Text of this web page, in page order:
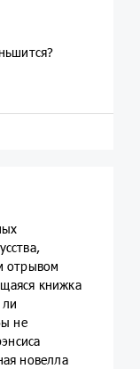
отрывом
книжка
не
новелла